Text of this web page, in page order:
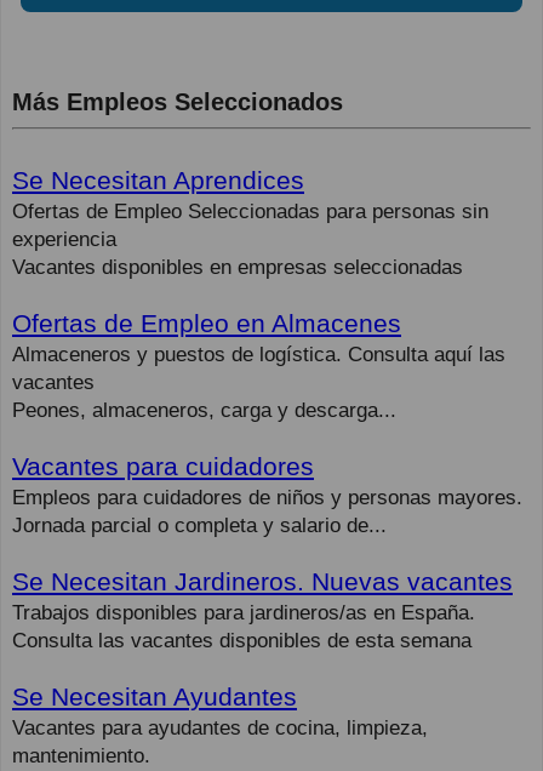
Más Empleos Seleccionados
Se Necesitan Aprendices
Ofertas de Empleo Seleccionadas para personas sin
experiencia
Vacantes disponibles en empresas seleccionadas
Ofertas de Empleo en Almacenes
Almaceneros y puestos de logística. Consulta aquí las
vacantes
Peones, almaceneros, carga y descarga...
Vacantes para cuidadores
Empleos para cuidadores de niños y personas mayores.
Jornada parcial o completa y salario de...
Se Necesitan Jardineros. Nuevas vacantes
Trabajos disponibles para jardineros/as en España.
Consulta las vacantes disponibles de esta semana
Se Necesitan Ayudantes
Vacantes para ayudantes de cocina, limpieza,
mantenimiento.